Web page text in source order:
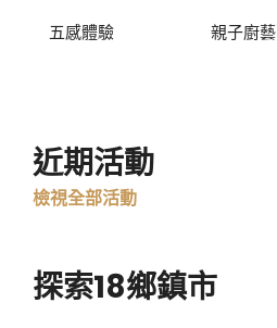
五感體驗 親子廚藝
近期活動
檢視全部活動
探索18鄉鎮市